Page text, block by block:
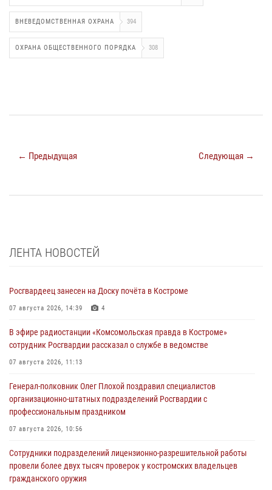
ВНЕВЕДОМСТВЕННАЯ ОХРАНА 394
ОХРАНА ОБЩЕСТВЕННОГО ПОРЯДКА 308
← Предыдущая Следующая →
ЛЕНТА НОВОСТЕЙ
Росгвардеец занесен на Доску почёта в Костроме
07 августа 2026, 14:39 4
В эфире радиостанции «Комсомольская правда в Костроме»
сотрудник Росгвардии рассказал о службе в ведомстве
07 августа 2026, 11:13
Генерал-полковник Олег Плохой поздравил специалистов
организационно-штатных подразделений Росгвардии с
профессиональным праздником
07 августа 2026, 10:56
Сотрудники подразделений лицензионно-разрешительной работы
провели более двух тысяч проверок у костромских владельцев
гражданского оружия